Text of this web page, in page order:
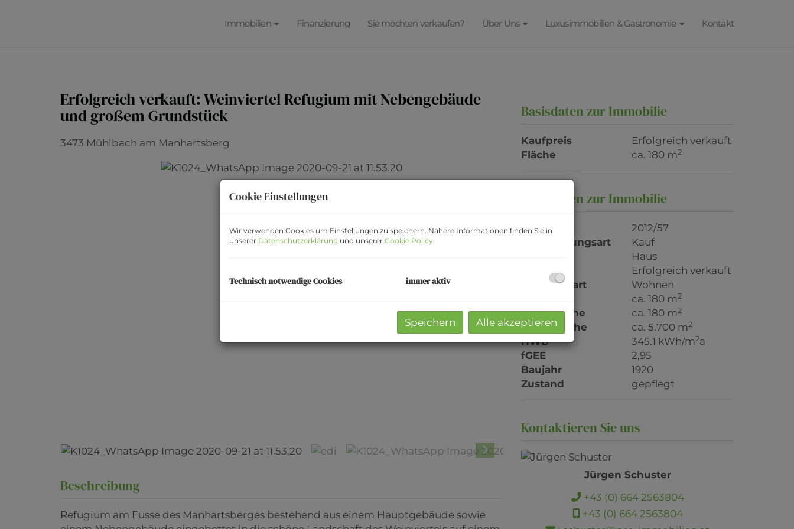
Immobilien Finanzierung Sie möchten verkaufen? Über Uns Luxusimmobilien & Gastronomie Kontakt
Erfolgreich verkauft: Weinviertel Refugium mit Nebengebäude
und großem Grundstück
3473 Mühlbach am Manhartsberg
Beschreibung
Refugium am Fusse des Manhartsberges bestehend aus einem Hauptgebäude sowie
Basisdaten zur Immobilie
Kaufpreis
Erfolgreich verkauft
Fläche
ca. 180 m2
Basisdaten zur Immobilie
Objektnr.
2012/57
Vermarktungsart
Kauf
Haus
Kaufpreis
Erfolgreich verkauft
Nutzungsart
Wohnen
Fläche
ca. 180 m2
Wohnfläche ca. 180 m2
Grundfläche ca. 5.700 m2
HWB 345.1 kWh/m2a
fGEE
2,95
Baujahr
1920
Zustand
gepflegt
Kontaktieren Sie uns
Jürgen Schuster
+43 (0) 664 2563804
+43 (0) 664 2563804
Cookie Einstellungen
Wir verwenden Cookies um Einstellungen zu speichern. Nähere Informationen finden Sie in
unserer Datenschutzerklärung und unserer Cookie Policy.
Technisch notwendige Cookies immer aktiv
Speichern Alle akzeptieren